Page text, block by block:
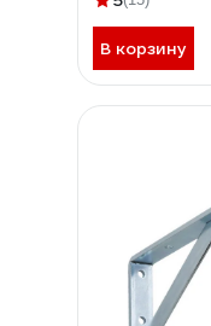
В корзину